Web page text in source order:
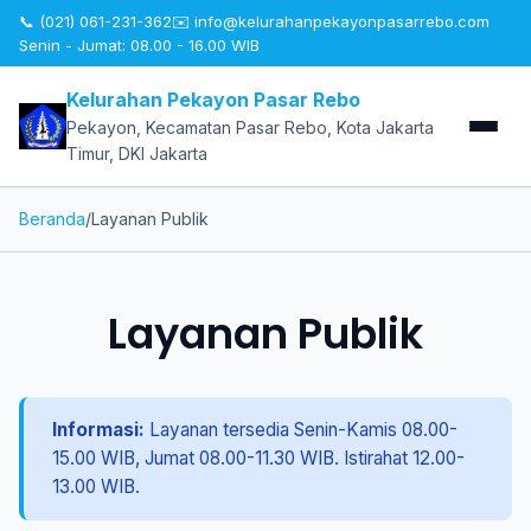
📞 (021) 061-231-362✉️ info@kelurahanpekayonpasarrebo.com
Senin - Jumat: 08.00 - 16.00 WIB
Kelurahan Pekayon Pasar Rebo
Pekayon, Kecamatan Pasar Rebo, Kota Jakarta
Timur, DKI Jakarta
Beranda/Layanan Publik
Layanan Publik
Informasi: Layanan tersedia Senin-Kamis 08.00-
15.00 WIB, Jumat 08.00-11.30 WIB. Istirahat 12.00-
13.00 WIB.